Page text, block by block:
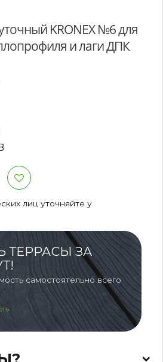
KRONEX №6 для
и лаги ДПК
лиц уточняйте у
ТЕРРАСЫ ЗА
самостоятельно всего